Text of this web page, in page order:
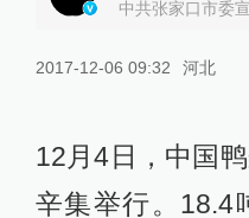
中共张家口市委
2017-12-06 09:32 河北
12月4日，中国
辛集举行。18.4